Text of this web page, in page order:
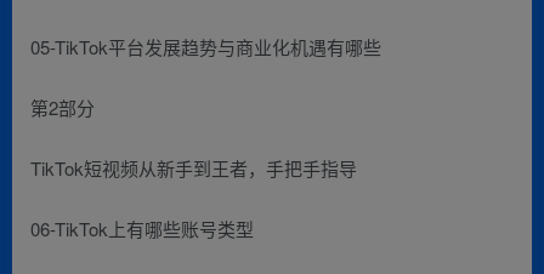
05-TikTok平台发展趋势与商业化机遇有哪些
第2部分
TikTok短视频从新手到王者，手把手指导
06-TikTok上有哪些账号类型